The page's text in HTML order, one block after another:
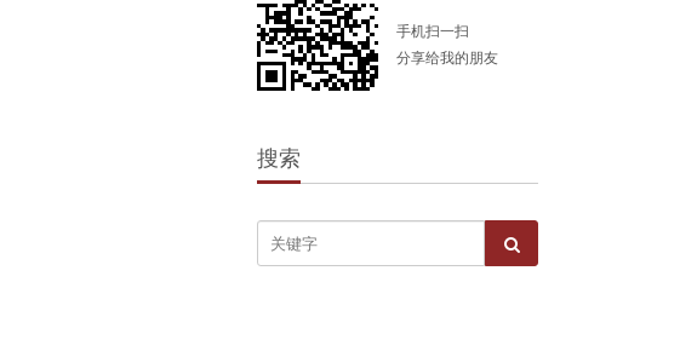
手机扫一扫
分享给我的朋友
搜索